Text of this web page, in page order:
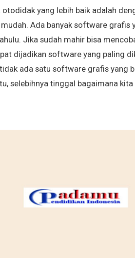
yang lebih baik adalah
Ada banyak software grafis
Jika sudah mahir bisa
dijadikan software yang paling
ada satu software grafis yang
selebihnya tinggal bagaimana kita